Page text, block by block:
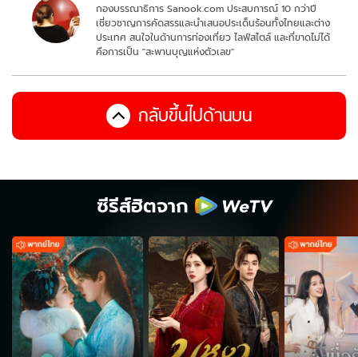
กองบรรณาธิการ Sanook.com ประสบการณ์ 10 กว่าปี
เชี่ยวชาญการคัดสรรและนำเสนอประเด็นร้อนทั้งไทยและต่าง
ประเทศ สนใจในด้านการท่องเที่ยว ไลฟ์สไตล์ และที่ขาดไม่ได้
คือการเป็น "สะพานบุญแห่งตัวเลข"
กลับขึ้นไปด้านบน
ซีรีส์ฮิตจาก